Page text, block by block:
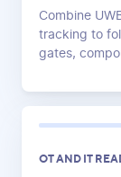
Combine
tracking to
gates,
OT AND IT